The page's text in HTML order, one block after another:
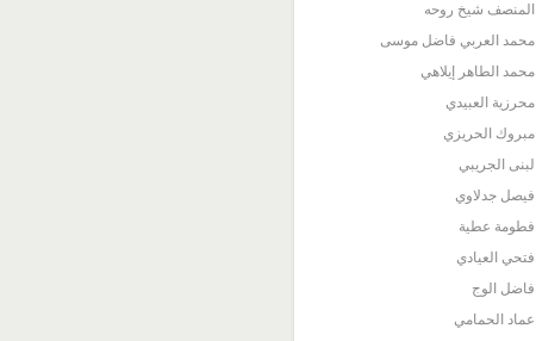
المنصف شيخ روحه
محمد العربي فاضل موسى
محمد الطاهر إيلاهي
محرزية العبيدي
مبروك الحريزي
لبنى الجريبي
فيصل جدلاوي
فطومة عطية
فتحي العيادي
فاضل الوج
عماد الحمامي